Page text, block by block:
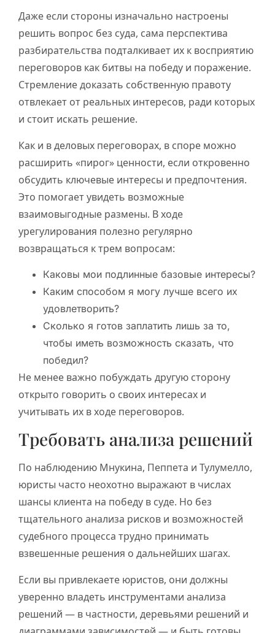
Даже если стороны изначально настроены
решить вопрос без суда, сама перспектива
разбирательства подталкивает их к восприятию
переговоров как битвы на победу и поражение.
Стремление доказать собственную правоту
отвлекает от реальных интересов, ради которых
и стоит искать решение.
Как и в деловых переговорах, в споре можно
расширить «пирог» ценности, если откровенно
обсудить ключевые интересы и предпочтения.
Это помогает увидеть возможные
взаимовыгодные размены. В ходе
урегулирования полезно регулярно
возвращаться к трем вопросам:
Каковы мои подлинные базовые интересы?
Каким способом я могу лучше всего их
удовлетворить?
Сколько я готов заплатить лишь за то,
чтобы иметь возможность сказать, что
победил?
Не менее важно побуждать другую сторону
открыто говорить о своих интересах и
учитывать их в ходе переговоров.
Требовать анализа решений
По наблюдению Мнукина, Пеппета и Тулумелло,
юристы часто неохотно выражают в числах
шансы клиента на победу в суде. Но без
тщательного анализа рисков и возможностей
судебного процесса трудно принимать
взвешенные решения о дальнейших шагах.
Если вы привлекаете юристов, они должны
уверенно владеть инструментами анализа
решений — в частности, деревьями решений и